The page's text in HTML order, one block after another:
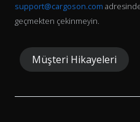
support@cargoson.com
geçmekten çekinmeyin.
Müşteri Hikayeleri